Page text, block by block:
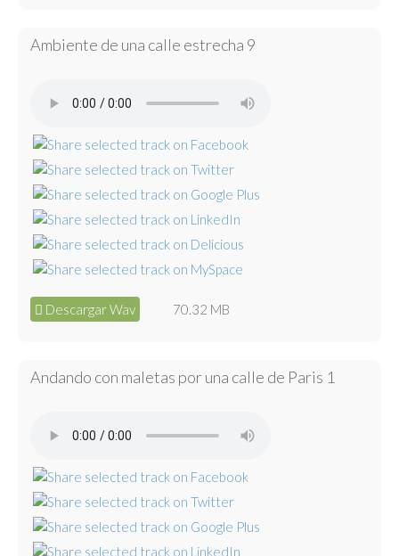
Ambiente de una calle estrecha 9
Descargar Wav 70.32 MB
Andando con maletas por una calle de Paris 1